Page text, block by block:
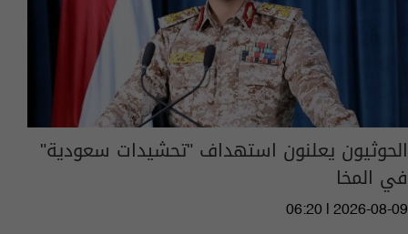
الحوثيون يعلنون استهداف "تحشيدات سعودية"
في المخا
06:20 | 2026-08-09